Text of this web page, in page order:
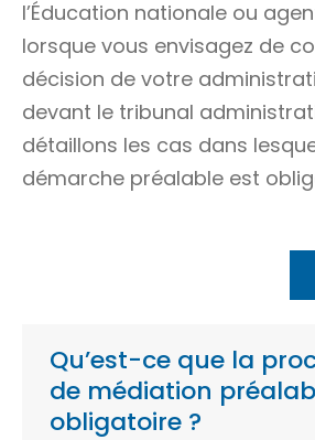
l’Éducation nationale ou
lorsque vous envisagez de
décision de votre
devant le tribunal
détaillons les cas dans
démarche préalable est
Qu’est-ce que la
de médiation
obligatoire ?